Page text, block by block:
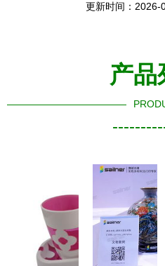
更新时间：2026-
产品